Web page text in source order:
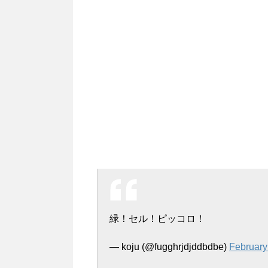
緑！セル！ピッコロ！
— koju (@fugghrjdjddbdbe)